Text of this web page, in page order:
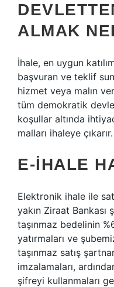
ALMAK
İhale, en uygun
başvuran ve teklif
hizmet veya malın
tüm demokratik
koşullar altında
malları ihaleye çıkarır.
E-IHALE
Elektronik ihale ile
yakın Ziraat
taşınmaz bedelinin
yatırmaları ve
taşınmaz satış
imzalamaları,
şifreyi kullanmaları